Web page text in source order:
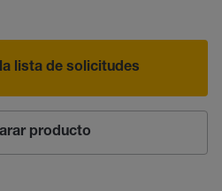
lista de solicitudes
producto